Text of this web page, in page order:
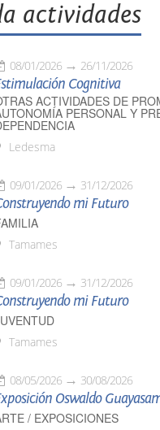
actividades
08/01/2026 26/11/2026
Cognitiva
ACTIVIDADES DE
PERSONAL Y
Ledesma
09/01/2026 31/12/2026
mi Futuro
Tamames
09/01/2026 31/12/2026
mi Futuro
Tamames
08/05/2026 30/08/2026
Oswaldo
/ EXPOSICIONES